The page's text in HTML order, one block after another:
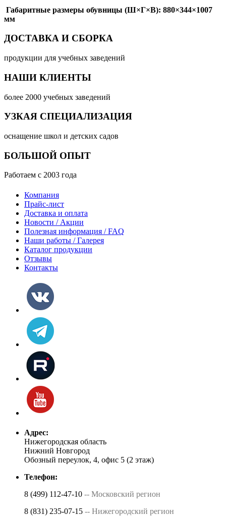
Габаритные размеры обувницы (Ш×Г×В): 880×344×1007
мм
ДОСТАВКА И СБОРКА
продукции для учебных заведений
НАШИ КЛИЕНТЫ
более 2000 учебных заведений
УЗКАЯ СПЕЦИАЛИЗАЦИЯ
оснащение школ и детских садов
БОЛЬШОЙ ОПЫТ
Работаем с 2003 года
Компания
Прайс-лист
Доставка и оплата
Новости / Акции
Полезная информация / FAQ
Наши работы / Галерея
Каталог продукции
Отзывы
Контакты
Адрес:
Нижегородская область
Нижний Новгород
Обозный переулок, 4, офис 5 (2 этаж)
Телефон:
8 (499) 112-47-10 -- Московский регион
8 (831) 235-07-15 -- Нижегородский регион